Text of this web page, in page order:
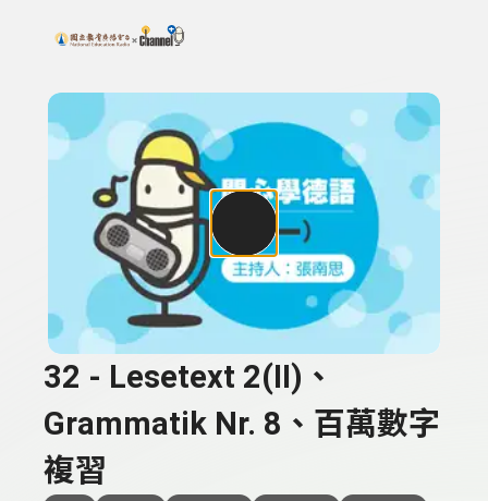
上方功能區塊
搜尋關鍵字：可輸入節目名稱、主持人或關鍵字
32 - Lesetext 2(II)、
Grammatik Nr. 8、百萬數字
複習